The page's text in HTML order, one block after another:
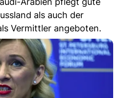
als auch der
Vermittler angeboten.